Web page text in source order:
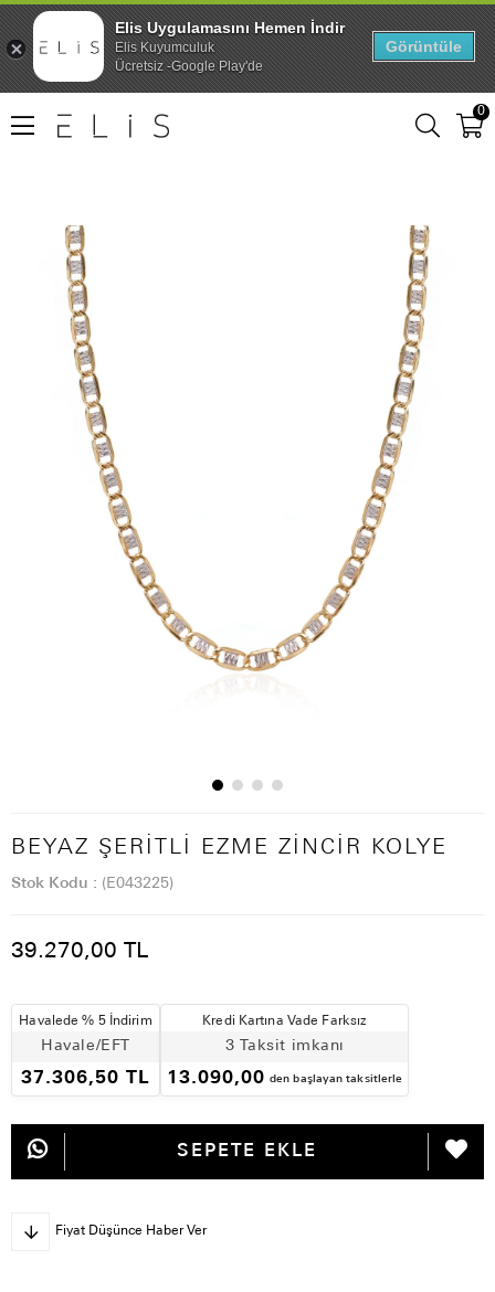
0
BEYAZ ŞERITLI EZME ZINCIR KOLYE
Stok Kodu (E043225)
39.270,00 TL
Havalede % 5 İndirim
Havale/EFT
37.306,50 TL
Kredi Kartına Vade Farksız
3 Taksit imkanı
13.090,00 den başlayan taksitlerle
Fiyat Düşünce Haber Ver
Elis Uygulamasını Hemen İndir
Elis Kuyumculuk
Ücretsiz -Google Play'de
Görüntüle